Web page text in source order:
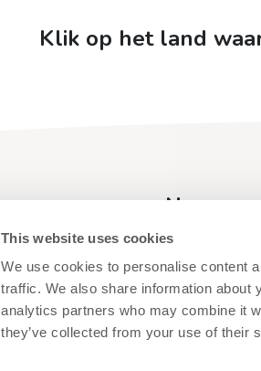
This website uses cookies
We use cookies to personalise content
traffic. We also share information about
analytics partners who may combine it
they’ve collected from your use of their
Klik op het land
Nog
Laat je gegevens na in ons